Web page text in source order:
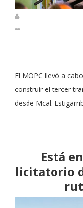
El MOPC llevó a
construir el tercer
desde Mcal.
Está
licitatorio